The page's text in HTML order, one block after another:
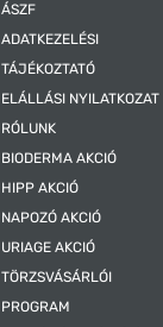
ÁSZF
ADATKEZELÉSI
TÁJÉKOZTATÓ
ELÁLLÁSI NYILATKOZAT
RÓLUNK
BIODERMA AKCIÓ
HIPP AKCIÓ
NAPOZÓ AKCIÓ
URIAGE AKCIÓ
TÖRZSVÁSÁRLÓI
PROGRAM